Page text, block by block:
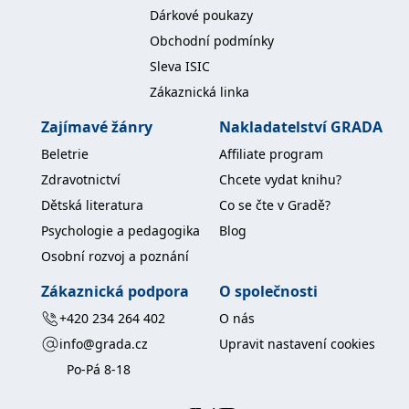
Dárkové poukazy
Obchodní podmínky
Sleva ISIC
Zákaznická linka
Zajímavé žánry
Beletrie
Zdravotnictví
Dětská literatura
Psychologie a pedagogika
Osobní rozvoj a poznání
Nakladatelství GRADA
Affiliate program
Chcete vydat knihu?
Co se čte v Gradě?
Blog
Zákaznická podpora
+420 234 264 402
info@grada.cz
Po-Pá 8-18
O společnosti
O nás
Upravit nastavení cookies